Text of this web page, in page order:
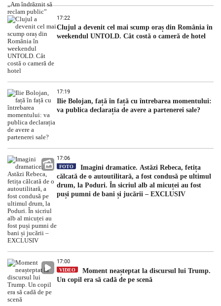
17:22
Clujul a devenit cel mai scump oraș din România în
weekendul UNTOLD. Cât costă o cameră de hotel
17:19
Ilie Bolojan, față în față cu întrebarea momentului:
va publica declarația de avere a partenerei sale?
17:06
FOTO
Imagini dramatice. Astăzi Rebeca, fetița
călcată de o autoutilitară, a fost condusă pe ultimul
drum, la Poduri. În sicriul alb al micuței au fost
puși pumni de bani și jucării – EXCLUSIV
17:00
VIDEO
Moment neașteptat la discursul lui Trump.
Un copil era să cadă de pe scenă